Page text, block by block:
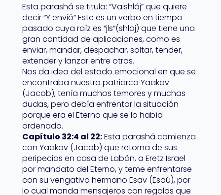
Esta parashá se titula: “Vaishláj” que quiere
decir “Y envió” Este es un verbo en tiempo
pasado cuya raíz es “jls”(shlaj) que tiene una
gran cantidad de aplicaciones, como es
enviar, mandar, despachar, soltar, tender,
extender y lanzar entre otros.
Nos da idea del estado emocional en que se
encontraba nuestro patriarca Yaakov
(Jacob), tenía muchos temores y muchas
dudas, pero debía enfrentar la situación
porque era el Eterno que se lo había
ordenado.
Capítulo 32:4 al 22:Esta parashá comienza
con Yaakov (Jacob) que retorna de sus
peripecias en casa de Labán, a Eretz Israel
por mandato del Eterno, y teme enfrentarse
con su vengativo hermano Esav (Esaú), por
lo cual manda mensajeros con regalos que